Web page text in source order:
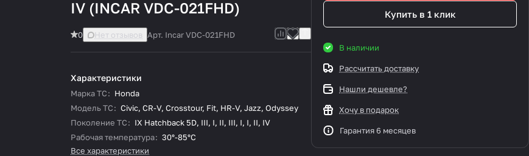
IV (INCAR VDC-021FHD)
0 Нет отзывов Арт. Incar VDC-021FHD
Характеристики
Марка ТС: Honda
Модель ТС: Civic,CR-V,Crosstour, Fit, HR-V,Jazz,Odyssey
Поколение ТС: IX Hatchback 5D, III, I, II, III, I, I, II, IV
Рабочая температура: 30°-85°С
Все характеристики
Купить в 1 клик
В наличии
Рассчитать доставку
Нашли дешевле?
Хочу в подарок
Гарантия 6 месяцев